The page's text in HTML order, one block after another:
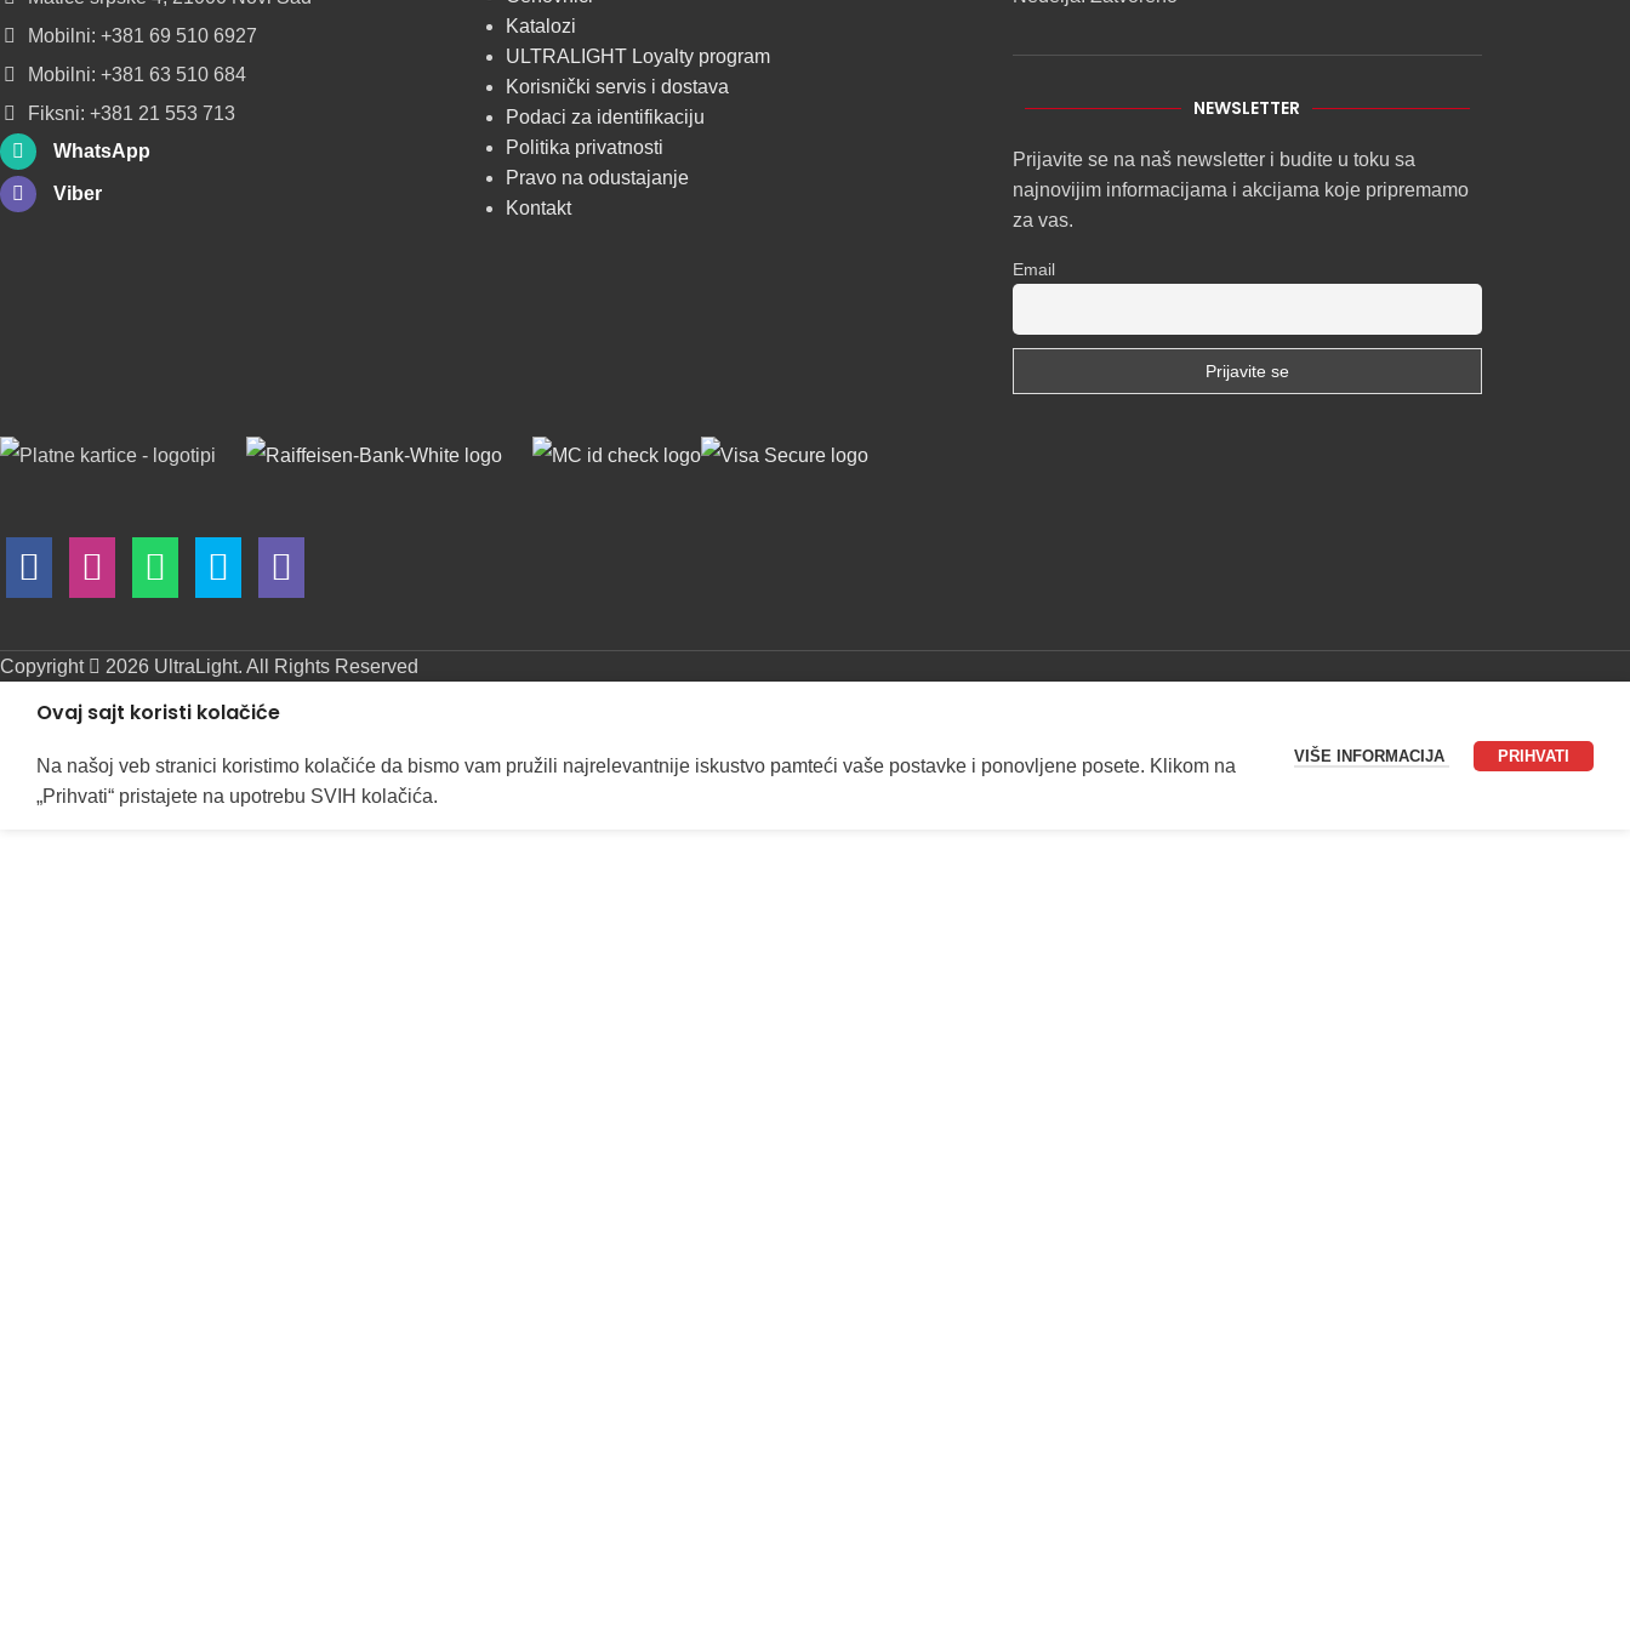
POGLEDAJ
Mobilni: +381 69 510 6927
Mobilni: +381 63 510 684
Fiksni: +381 21 553 713
WhatsApp
Viber
Katalozi
ULTRALIGHT Loyalty program
Korisnički servis i dostava
Podaci za identifikaciju
Politika privatnosti
Pravo na odustajanje
Kontakt
NEWSLETTER
Prijavite se na naš newsletter i budite u toku sa
najnovijim informacijama i akcijama koje pripremamo
za vas.
Email
Copyright 2026 UltraLight. All Rights Reserved
Ovaj sajt koristi kolačiće
Na našoj veb stranici koristimo kolačiće da bismo vam pružili najrelevantnije iskustvo pamteći vaše postavke i ponovljene posete. Klikom na
„Prihvati“ pristajete na upotrebu SVIH kolačića.
VIŠE INFORMACIJA PRIHVATI